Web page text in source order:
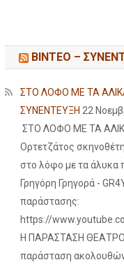
ΒΙΝΤΕΟ –
ΣΤΟ ΛΟΦΟ ΜΕ ΤΑ
ΣΥΝΕΝΤΕΥΞΗ 22
ΣΤΟ ΛΟΦΟ ΜΕ ΤΑ
Ορτετζάτος
στο λόφο με τα άλυκα
Γρηγόρη Γρηγορά -
παράστασης:
https://
Η ΠΑΡΑΣΤΑΣΗ
παράσταση